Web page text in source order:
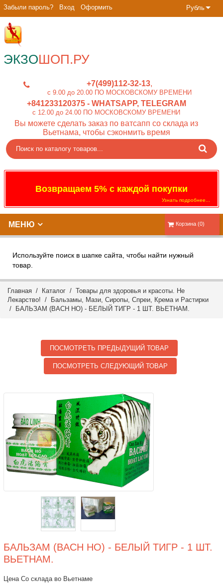
Рубль
Забыли пароль? Вход Оформить
ЭКЗОШОП.РУ
+7(499)112-32-13
c 9.00 до 20.00 ПО МОСКОВСКОМУ ВРЕМЕНИ
+841233120375- WHATSAPP, TELEGRAM
c 12.00 до 24.00 ПО МОСКОВСКОМУ ВРЕМЕНИ
Вы можете сделать заказ по ватсапп со склада из
Вьетнама, чтобы сэконмить время
Возвращаем 5% с каждой покупки
Узнать подробнее...
Корзина (0)
МЕНЮ
Используйте поиск в шапке сайта, чтобы найти нужный
товар.
Главная / Каталог / Товары для здоровья и красоты. Не
Лекарство! /
Бальзамы, Мази, Сиропы, Спреи, Крема и Растирки
/ БАЛЬЗАМ (BACH HO) - БЕЛЫЙ ТИГР - 1 ШТ. ВЬЕТНАМ.
ПОСМОТРЕТЬ ПРЕДЫДУЩИЙ ТОВАР
ПОСМОТРЕТЬ СЛЕДУЮЩИЙ ТОВАР
БАЛЬЗАМ (BACH HO) - БЕЛЫЙ ТИГР - 1 ШТ.
ВЬЕТНАМ.
Цена Со склада во Вьетнаме